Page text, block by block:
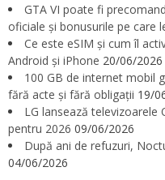
GTA VI poate fi
oficiale și bonusurile pe care
Ce este eSIM și cum îl
Android și iPhone 20/06/2026
100 GB de internet mobil
fără acte și fără obligații 19/
LG lansează televizoarele
pentru 2026 09/06/2026
După ani de refuzuri,
04/06/2026